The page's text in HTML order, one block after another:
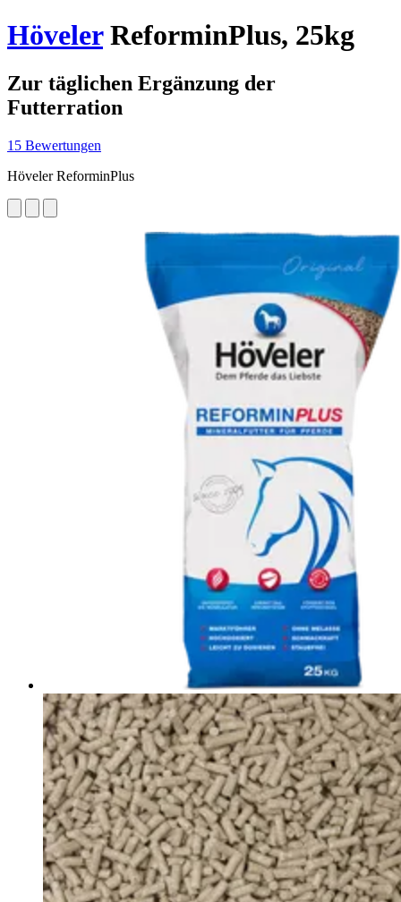
HövelerReforminPlus, 25kg
Zur täglichen Ergänzung der
Futterration
15 Bewertungen
Höveler ReforminPlus